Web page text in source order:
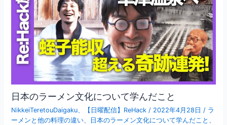
日本のラーメン文化について学んだこと
NikkeiTeretouDaigaku、 【日曜配信】ReHack / 2022年4月28日 / ラ
ーメンと他の料理の違い、 日本のラーメン文化について学んだこと 、